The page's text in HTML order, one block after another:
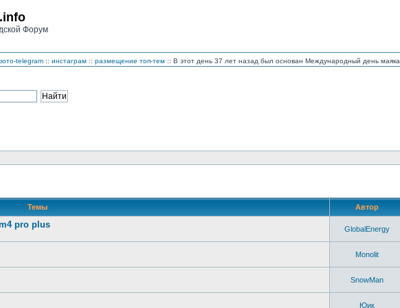
Форум
telegram :: инстаграм :: размещение топ-тем :: В этот день 37 лет назад был основан Международный день маяка
Темы Автор
pro plus GlobalEnergy
Monolit
SnowMan
Юик